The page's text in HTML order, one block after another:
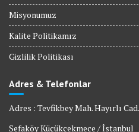
Misyonumuz
Kalite Politikamız
Gizlilik Politikası
Adres & Telefonlar
Adres : Tevfikbey Mah. Hayırlı
Sefaköy Küçükçekmece / İstanbul